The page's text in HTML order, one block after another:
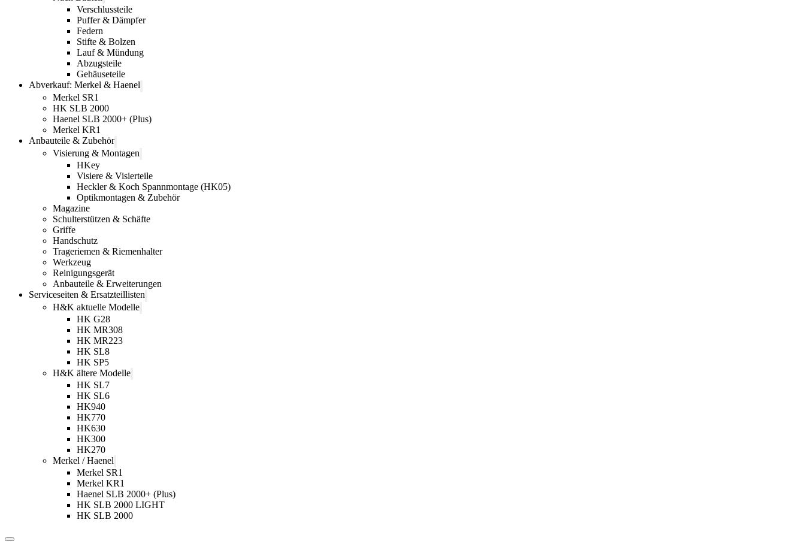
Verschlussteile
Puffer & Dämpfer
Federn
Stifte & Bolzen
Lauf & Mündung
Abzugsteile
Gehäuseteile
Abverkauf: Merkel & Haenel
Merkel SR1
HK SLB 2000
Haenel SLB 2000+ (Plus)
Merkel KR1
Anbauteile & Zubehör
Visierung & Montagen
HKey
Visiere & Visierteile
Heckler & Koch Spannmontage (HK05)
Optikmontagen & Zubehör
Magazine
Schulterstützen & Schäfte
Griffe
Handschutz
Trageriemen & Riemenhalter
Werkzeug
Reinigungsgerät
Anbauteile & Erweiterungen
Serviceseiten & Ersatzteillisten
H&K aktuelle Modelle
HK G28
HK MR308
HK MR223
HK SL8
HK SP5
H&K ältere Modelle
HK SL7
HK SL6
HK940
HK770
HK630
HK300
HK270
Merkel / Haenel
Merkel SR1
Merkel KR1
Haenel SLB 2000+ (Plus)
HK SLB 2000 LIGHT
HK SLB 2000